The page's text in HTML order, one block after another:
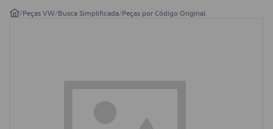
/Peças VW/Busca Simplificada/Peças por Código Original